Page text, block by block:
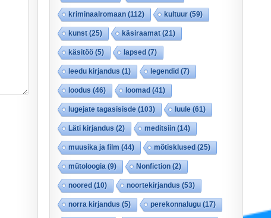
kriminaalromaan(112) kultuur(59)
kunst(25) käsiraamat(21)
käsitöö(5) lapsed(7)
leedu kirjandus(1) legendid(7)
loodus(46) loomad(41)
lugejate tagasisisde(103) luule(61)
Läti kirjandus(2) meditsiin(14)
muusika ja film (44) mõtisklused(25)
mütoloogia (9) Nonfiction(2)
noored(10) noortekirjandus(53)
norra kirjandus(5) perekonnalugu(17)